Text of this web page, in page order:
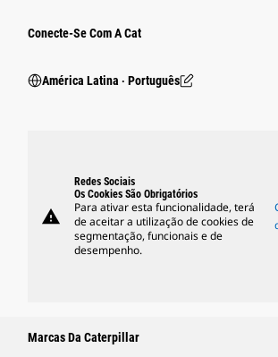
Conecte-Se Com A Cat
América Latina ‧ Português
warning
Redes Sociais
Os Cookies São Obrigatórios
Para ativar esta funcionalidade, terá
de aceitar a utilização de cookies de
segmentação, funcionais e de
desempenho.
Marcas Da Caterpillar